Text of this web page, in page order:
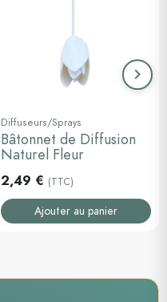
Diffuseurs/Sprays
Bâtonnet de Diffusion
Naturel Fleur
2,49 € (TTC)
Ajouter au panier
keyboard_arrow_right